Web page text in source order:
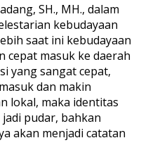
SH., MH., dalam
kebudayaan
saat ini kebudayaan
cepat masuk ke daerah
yang sangat cepat,
dan makin
lokal, maka identitas
pudar, bahkan
akan menjadi catatan